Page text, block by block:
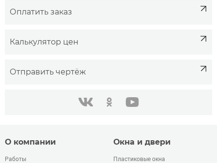
Оплатить заказ
Калькулятор цен
Отправить чертёж
в контакте одноклассники youtube
О компании
Работы
Окна и двери
Пластиковые окна